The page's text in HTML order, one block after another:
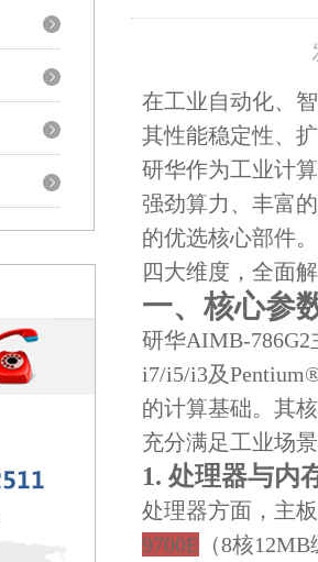
在工业自动化、
其性能稳定性、
研华作为工业计
强劲算力、丰富
的优选核心部件
四大维度，全面
一、核心参
研华AIMB-
i7/i5/i3及
的计算基础。其
充分满足工业场
1. 处理器与内
处理器方面，主
9700E （8核